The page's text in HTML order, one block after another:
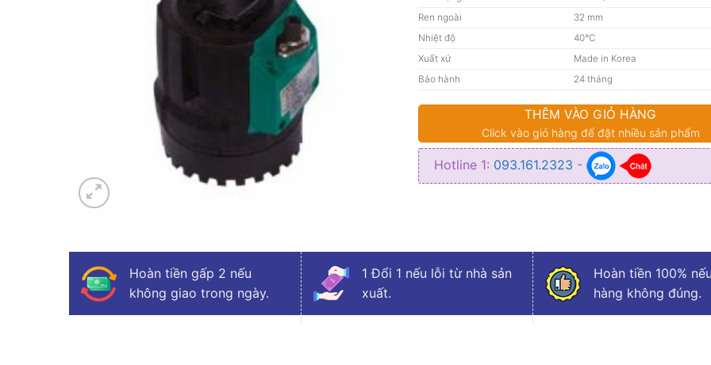
Ren ngoài
32 mm
Nhiệt độ
40°C
Xuất xứ
Made in Korea
Bảo hành
24 tháng
THÊM VÀO GIỎ HÀNG
Click vào giỏ hàng để đặt nhiều sản phẩm
Hotline 1: 093.161.2323 -
Hoàn tiền gấp 2 nếu
không giao trong ngày.
1 Đổi 1 nếu lỗi từ nhà sản
xuất.
Hoàn tiền 100%
hàng không đúng.